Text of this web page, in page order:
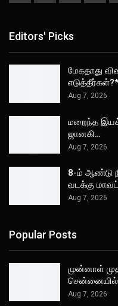
Editors' Picks
மேகதாது
Aug 7, 2026
மறைந்த
ஜானகி…
Aug 7, 2026
8-ம் ஆண்டு
வடக்கு
Aug 7, 2026
Popular Posts
முன்னாள்
Aug 7, 2026